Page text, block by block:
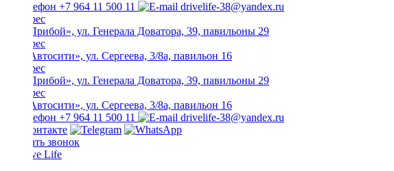
+7 964 11 500 11 drivelife-38@yandex.ru
ТЦ «Прибой», ул. Генерала Доватора, 39, павильоны 29
ТЦ «Автосити», ул. Сергеева, 3/8а, павильон 16
ТЦ «Прибой», ул. Генерала Доватора, 39, павильоны 29
ТЦ «Автосити», ул. Сергеева, 3/8а, павильон 16
+7 964 11 500 11
drivelife-38@yandex.ru
Заказать звонок